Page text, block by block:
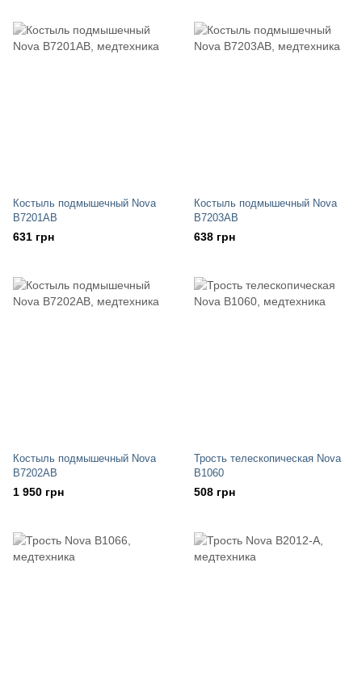
Костыль подмышечный Nova
B7201AB
631 грн
Костыль подмышечный Nova
B7203AB
638 грн
Костыль подмышечный Nova
B7202AB
1 950 грн
Трость телескопическая Nova
В1060
508 грн